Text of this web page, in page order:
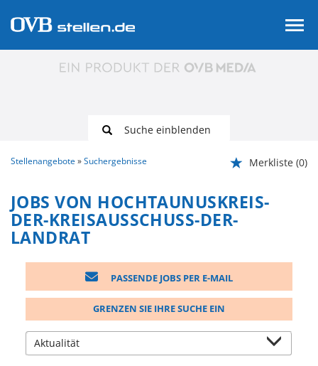
Suche einblenden
Stellenangebote Suchergebnisse Merkliste (0)
JOBS VON HOCHTAUNUSKREIS-
DER-KREISAUSSCHUSS-DER-
LANDRAT
PASSENDE JOBS PER E-MAIL
GRENZEN SIE IHRE SUCHE EIN